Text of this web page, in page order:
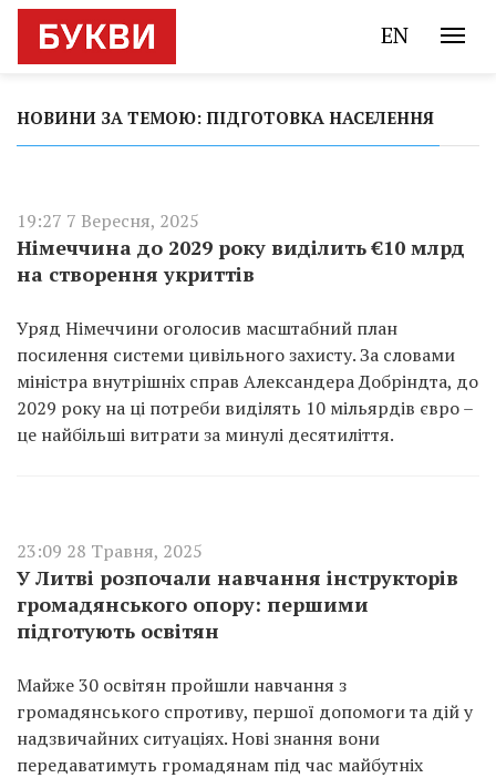
EN
НОВИНИ ЗА ТЕМОЮ: ПІДГОТОВКА НАСЕЛЕННЯ
19:27 7 Вересня, 2025
Німеччина до 2029 року виділить €10 млрд
на створення укриттів
Уряд Німеччини оголосив масштабний план
посилення системи цивільного захисту. За словами
міністра внутрішніх справ Александера Добріндта, до
2029 року на ці потреби виділять 10 мільярдів євро –
це найбільші витрати за минулі десятиліття.
23:09 28 Травня, 2025
У Литві розпочали навчання інструкторів
громадянського опору: першими
підготують освітян
Майже 30 освітян пройшли навчання з
громадянського спротиву, першої допомоги та дій у
надзвичайних ситуаціях. Нові знання вони
передаватимуть громадянам під час майбутніх